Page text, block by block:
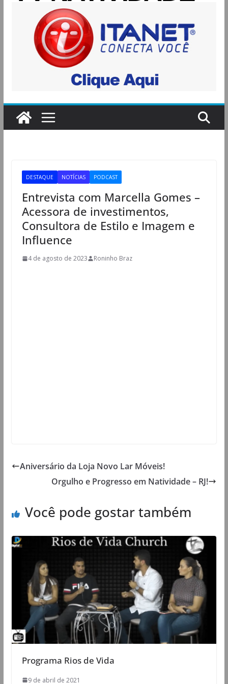
DESTAQUE NOTÍCIAS PODCAST
Entrevista com Marcella Gomes –
Acessora de investimentos,
Consultora de Estilo e Imagem e
Influence
4 de agosto de 2023 Roninho Braz
Aniversário da Loja Novo Lar Móveis!
Orgulho e Progresso em Natividade – RJ!
Você pode gostar também
Programa Rios de Vida
9 de abril de 2021